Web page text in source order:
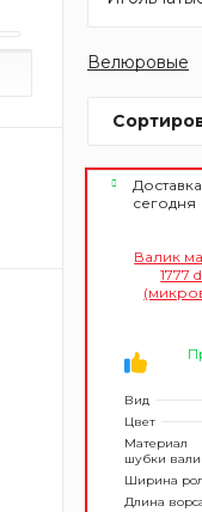
Велюровые
Доставка
сегодня
Валик
1777
Вид
Цвет
Материал
шубки
Ширина
Длина